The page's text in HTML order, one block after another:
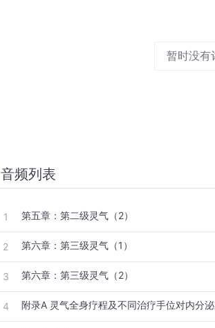
暂时没有
音频列表
1 第五章：第二级灵气（2）
2 第六章：第三级灵气（1）
3 第六章：第三级灵气（2）
4